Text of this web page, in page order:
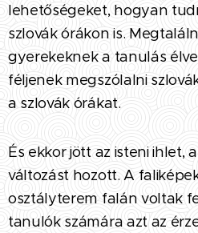
lehetőségeket, hogyan
szlovák órákon is.
gyerekeknek a tanulás
féljenek megszólalni
a szlovák órákat.
És ekkor jött az isteni ihlet,
változást hozott. A
osztályterem falán voltak
tanulók számára azt az